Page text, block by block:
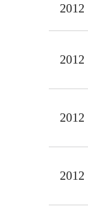
2012
2012
2012
2012